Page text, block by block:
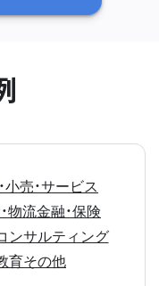
小売・サービス
物流金融・保険
ンサルティング
育その他